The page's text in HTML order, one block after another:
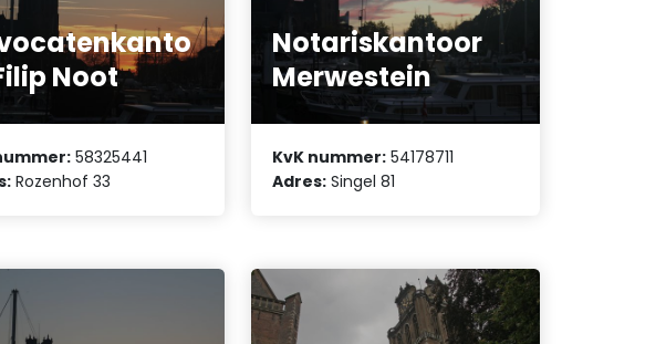
Noot
58325441
Rozenhof 33
Notariskantoor
Merwestein
KvK nummer: 54178711
Adres: Singel 81